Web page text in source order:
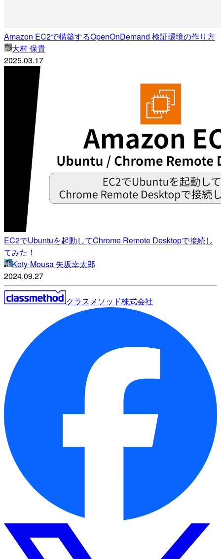
Amazon EC2で構築するOpenOnDemand 検証環境の作り方
大村 保貴
2025.03.17
EC2でUbuntuを起動してChrome Remote Desktopで接続し
てみた！
Koty-Mousa 矢坂幸太郎
2024.09.27
クラスメソッド株式会社